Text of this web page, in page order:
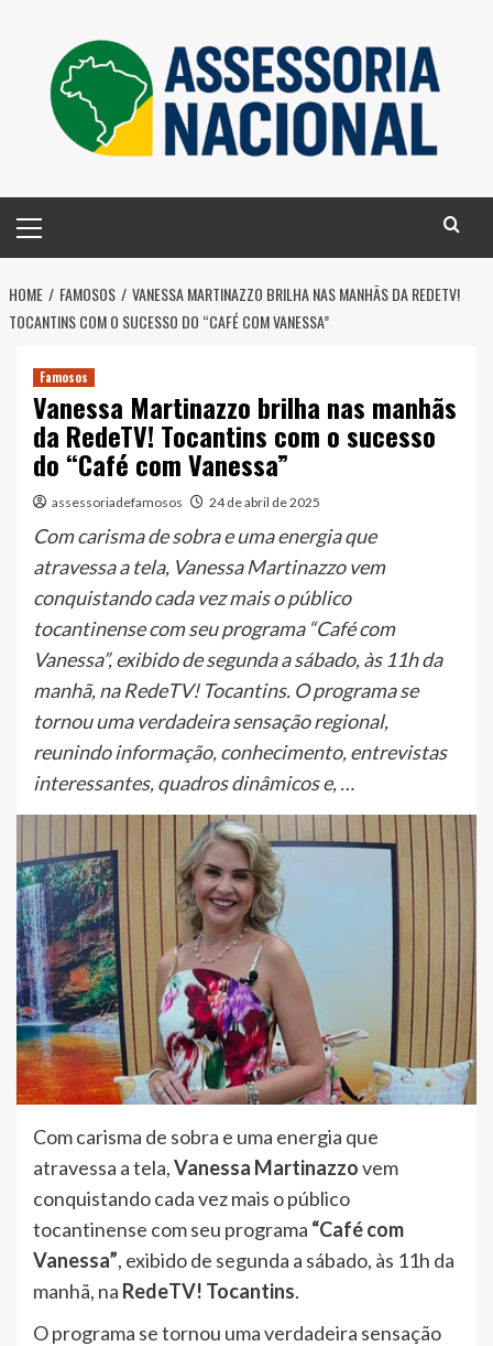
content
Menu
HOME FAMOSOS
VANESSA MARTINAZZO BRILHA NAS MANHÃS DA REDETV!
TOCANTINS COM O SUCESSO DO “CAFÉ COM VANESSA”
Famosos
Vanessa Martinazzo brilha nas manhãs
da RedeTV! Tocantins com o sucesso
do “Café com Vanessa”
assessoriadefamosos 24 de abril de 2025
Com carisma de sobra e uma energia que
atravessa a tela, Vanessa Martinazzo vem
conquistando cada vez mais o público
tocantinense com seu programa “Café com
Vanessa”, exibido de segunda a sábado, às 11h da
manhã, na RedeTV! Tocantins. O programa se
tornou uma verdadeira sensação regional,
reunindo informação, conhecimento, entrevistas
interessantes, quadros dinâmicos e, …
Com carisma de sobra e uma energia que
atravessa a tela,Vanessa Martinazzovem
conquistando cada vez mais o público
tocantinense com seu programa “Café com
Vanessa”, exibido de segunda a sábado, às 11h da
manhã, na RedeTV! Tocantins.
O programa se tornou uma verdadeira sensação